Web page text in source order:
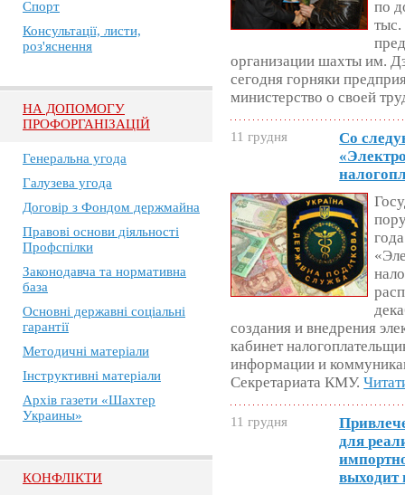
Спорт
Консультації, листи,
роз'яснення
НА ДОПОМОГУ
ПРОФОРГАНІЗАЦІЙ
Генеральна угода
Галузева угода
Договір з Фондом держмайна
Правові основи діяльності
Профспілки
Законодавча та нормативна
база
Основні державні соціальні
гарантії
Методичні матеріали
Інструктивні матеріали
Архів газети «Шахтер
Украины»
КОНФЛІКТИ
по
тыс.
организации шахты им.
сегодня горняки
министерство о своей
11 грудня
Со
создания и внедрения
кабинет
информации и
Секретариата КМУ.
11 грудня
для
выходит